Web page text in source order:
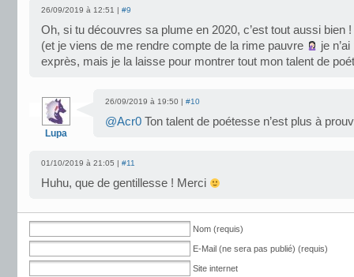
26/09/2019 à 12:51 | #9
Oh, si tu découvres sa plume en 2020, c’est tout aussi bien !
(et je viens de me rendre compte de la rime pauvre
je
exprès, mais je la laisse pour montrer tout mon talent de
Lupa
26/09/2019 à 19:50 | #10
@Acr0 Ton talent de poétesse n’est plus à
01/10/2019 à 21:05 | #11
Huhu, que de gentillesse ! Merci
Nom (requis)
E-Mail (ne sera pas publié) (requis)
Site internet